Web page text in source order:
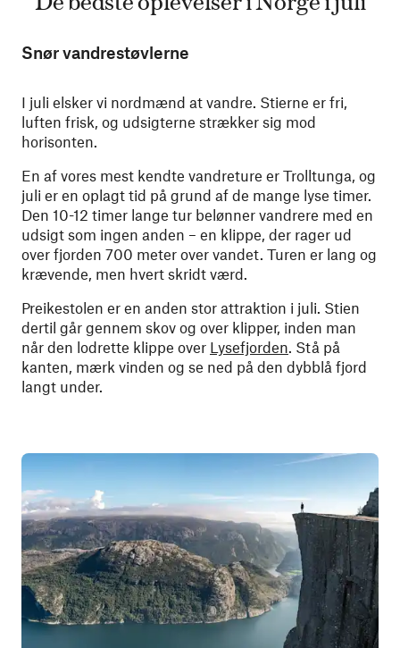
Snør vandrestøvlerne
I juli elsker vi nordmænd at vandre. Stierne er fri,
luften frisk, og udsigterne strækker sig mod
horisonten.
En af vores mest kendte vandreture er Trolltunga, og
juli er en oplagt tid på grund af de mange lyse timer.
Den 10-12 timer lange tur belønner vandrere med en
udsigt som ingen anden – en klippe, der rager ud
over fjorden 700 meter over vandet. Turen er lang og
krævende, men hvert skridt værd.
Preikestolen er en anden stor attraktion i juli. Stien
dertil går gennem skov og over klipper, inden man
når den lodrette klippe over Lysefjorden. Stå på
kanten, mærk vinden og se ned på den dybblå fjord
langt under.